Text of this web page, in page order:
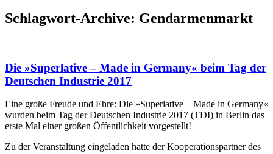
Schlagwort-Archive: Gendarmenmarkt
Die »Superlative – Made in Germany« beim Tag der
Deutschen Industrie 2017
Eine große Freude und Ehre: Die »Superlative – Made in Germany«
wurden beim Tag der Deutschen Industrie 2017 (TDI) in Berlin das
erste Mal einer großen Öffentlichkeit vorgestellt!
Zu der Veranstaltung eingeladen hatte der Kooperationspartner des